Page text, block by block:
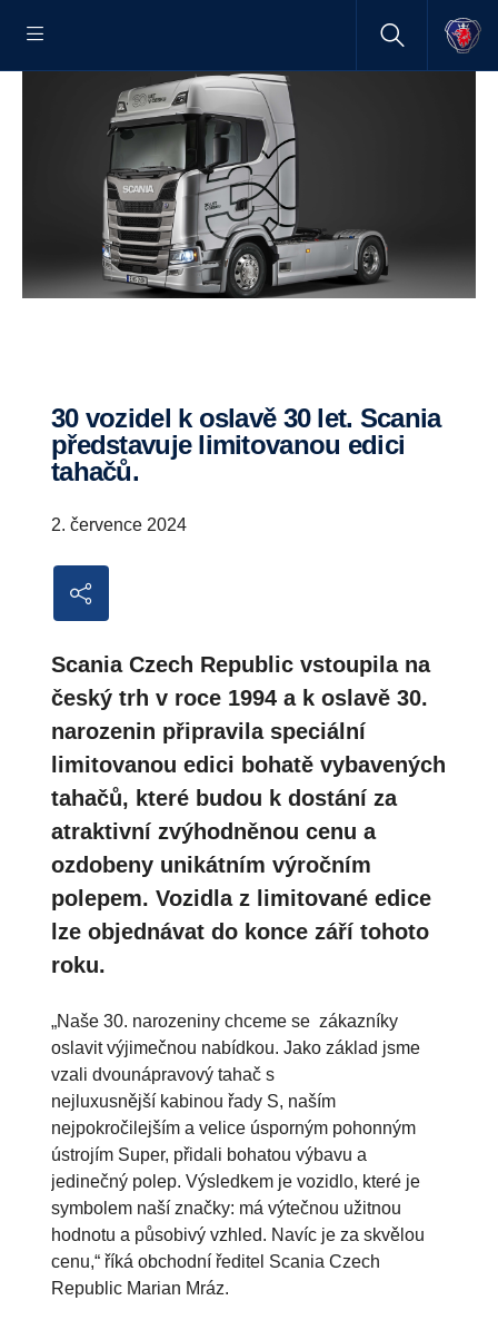
30 vozidel k oslavě 30 let. Scania
představuje limitovanou edici
tahačů.
2. července 2024
Scania Czech Republic vstoupila na
český trh v roce 1994 a k oslavě 30.
narozenin připravila speciální
limitovanou edici bohatě vybavených
tahačů, které budou k dostání za
atraktivní zvýhodněnou cenu a
ozdobeny unikátním výročním
polepem. Vozidla z limitované edice
lze objednávat do konce září tohoto
roku.
„Naše 30. narozeniny chceme se zákazníky
oslavit výjimečnou nabídkou. Jako základ jsme
vzali dvounápravový tahač s
nejluxusnější kabinou řady S, naším
nejpokročilejším a velice úsporným pohonným
ústrojím Super, přidali bohatou výbavu a
jedinečný polep. Výsledkem je vozidlo, které je
symbolem naší značky: má výtečnou užitnou
hodnotu a působivý vzhled. Navíc je za skvělou
cenu,“ říká obchodní ředitel Scania Czech
Republic Marian Mráz.